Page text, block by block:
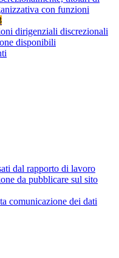
con funzioni
dirigenziali discrezionali
disponibili
dal rapporto di lavoro
da pubblicare sul sito
comunicazione dei dati